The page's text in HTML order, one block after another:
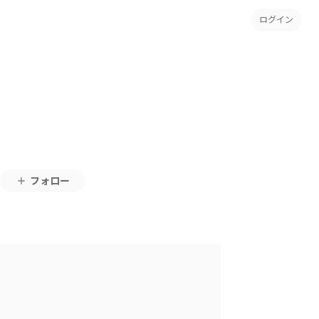
ログイン
フォロー